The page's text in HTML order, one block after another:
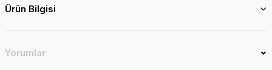
Ürün Bilgisi
Yorumlar